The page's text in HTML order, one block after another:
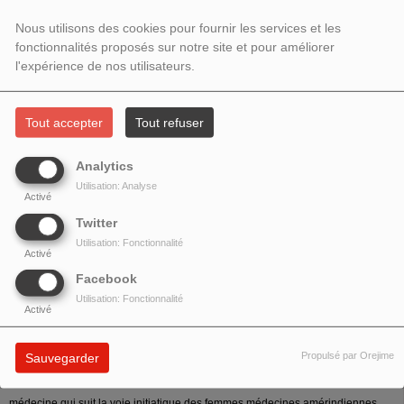
Nous utilisons des cookies pour fournir les services et les
fonctionnalités proposés sur notre site et pour améliorer
l'expérience de nos utilisateurs.
Tout accepter Tout refuser
Analytics
Activé
Utilisation: Analyse
Twitter
Activé
Utilisation: Fonctionnalité
Facebook
Activé
Utilisation: Fonctionnalité
Sauvegarder Propulsé par Orejime
ANAÏS CRÉATRICE DU HEARTH
HEALING
Thème : Femme Médecine